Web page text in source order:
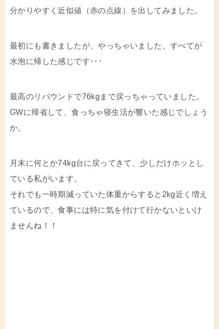
分かりやすく近似値（赤の点線）を出してみました。
最初にも書きましたが、やっちゃいました、すべてが
水泡に帰した感じです･･･
最高のリバウンドで76kgまで戻っちゃっていました。
GWに帰省して、食っちゃ寝生活が響いた感じでしょう
か。
月末に何とか74kg台に戻ってきて、少しだけホッとし
ている私がいます。
それでも一時期減っていた体重からすると2kg近く増え
ているので、食事には特に気を付けて行かないといけ
ませんね！！